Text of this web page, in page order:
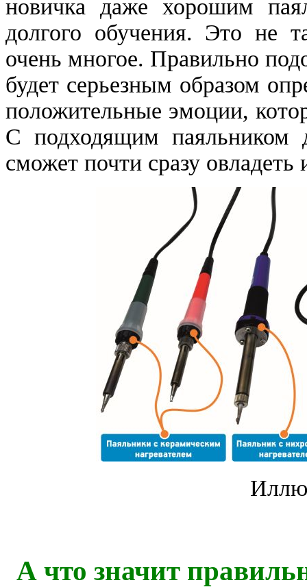
новичка даже хорошим
долгого обучения. Это не
очень многое. Правильно
будет серьезным образом
положительные эмоции,
С подходящим паяльником
сможет почти сразу овладеть
А что значит